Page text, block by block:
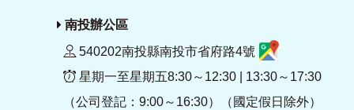
南投辦公區
540202南投縣南投市省府路4號
星期一至星期五8:30～12:30 | 13:30～17:30
（公司登記：9:00～16:30）（國定假日除外）